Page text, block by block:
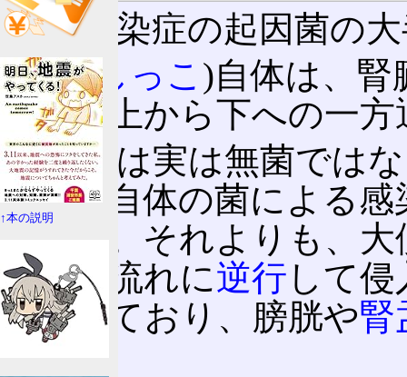
尿路感染症の起因菌の
尿(おしっこ )自体は、腎
まで、上から下への一
尿自体は実は無菌では
が、尿自体の菌による
は不明。それよりも、
ら尿の流れに逆行 して
起こしており、膀胱や腎
る。
↑本の説明